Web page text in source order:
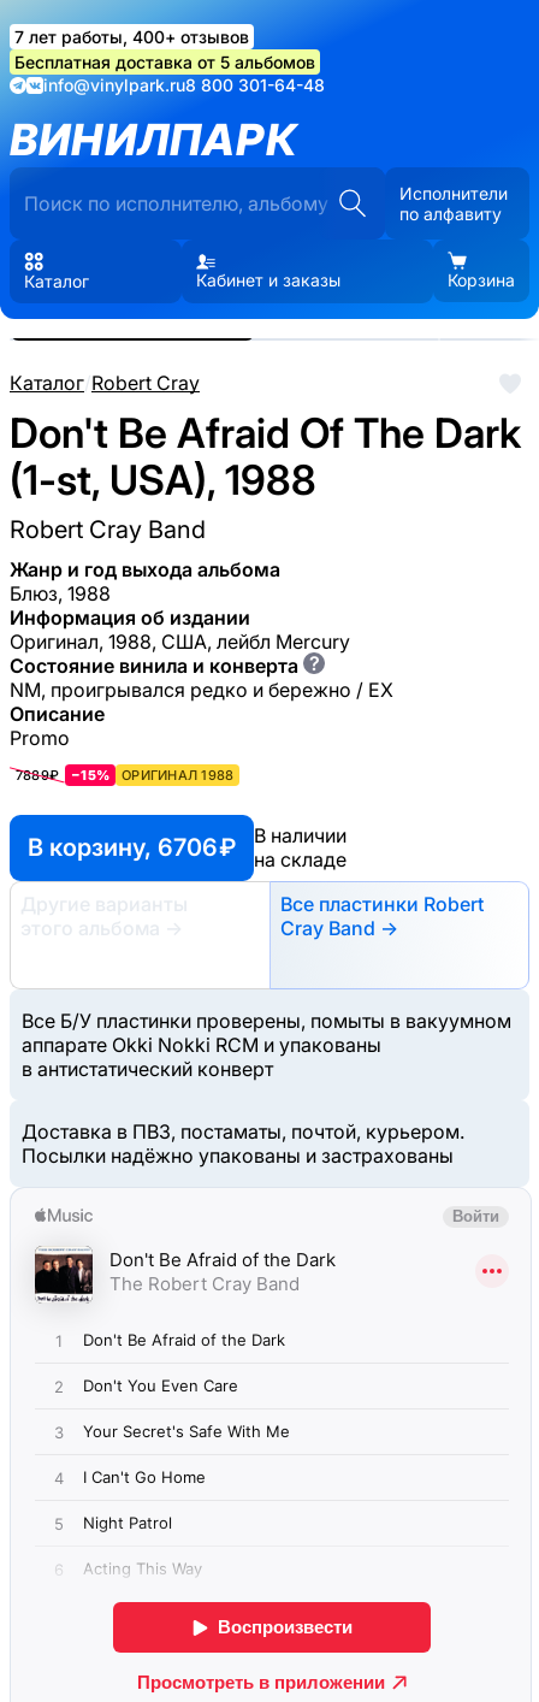
7 лет работы, 400+ отзывов
Бесплатная доставка от 5 альбомов
info@vinylpark.ru8 800 301-64-48
ВИНИЛПАРК
Исполнители
по алфавиту
Каталог Кабинет и заказы Корзина
Каталог/Robert Cray
Don't Be Afraid Of The Dark
(1-st, USA), 1988
Robert Cray Band
Жанр и год выхода альбома
Блюз, 1988
Информация об издании
Оригинал, 1988, США, лейбл Mercury
Состояние винила и конверта ?
NM, проигрывался редко и бережно / EX
Описание
Promo
7889₽ −15% ОРИГИНАЛ 1988
В корзину, 6706 ₽
В наличии
на складе
Другие варианты
этого альбома
→
Все пластинки Robert
Cray Band →
Все Б/У пластинки проверены, помыты в вакуумном
аппарате Okki Nokki RCM и упакованы
в антистатический конверт
Доставка в ПВЗ, постаматы, почтой, курьером.
Посылки надёжно упакованы и застрахованы
Реальные фото пластинки.
Нажмите, чтобы увеличить